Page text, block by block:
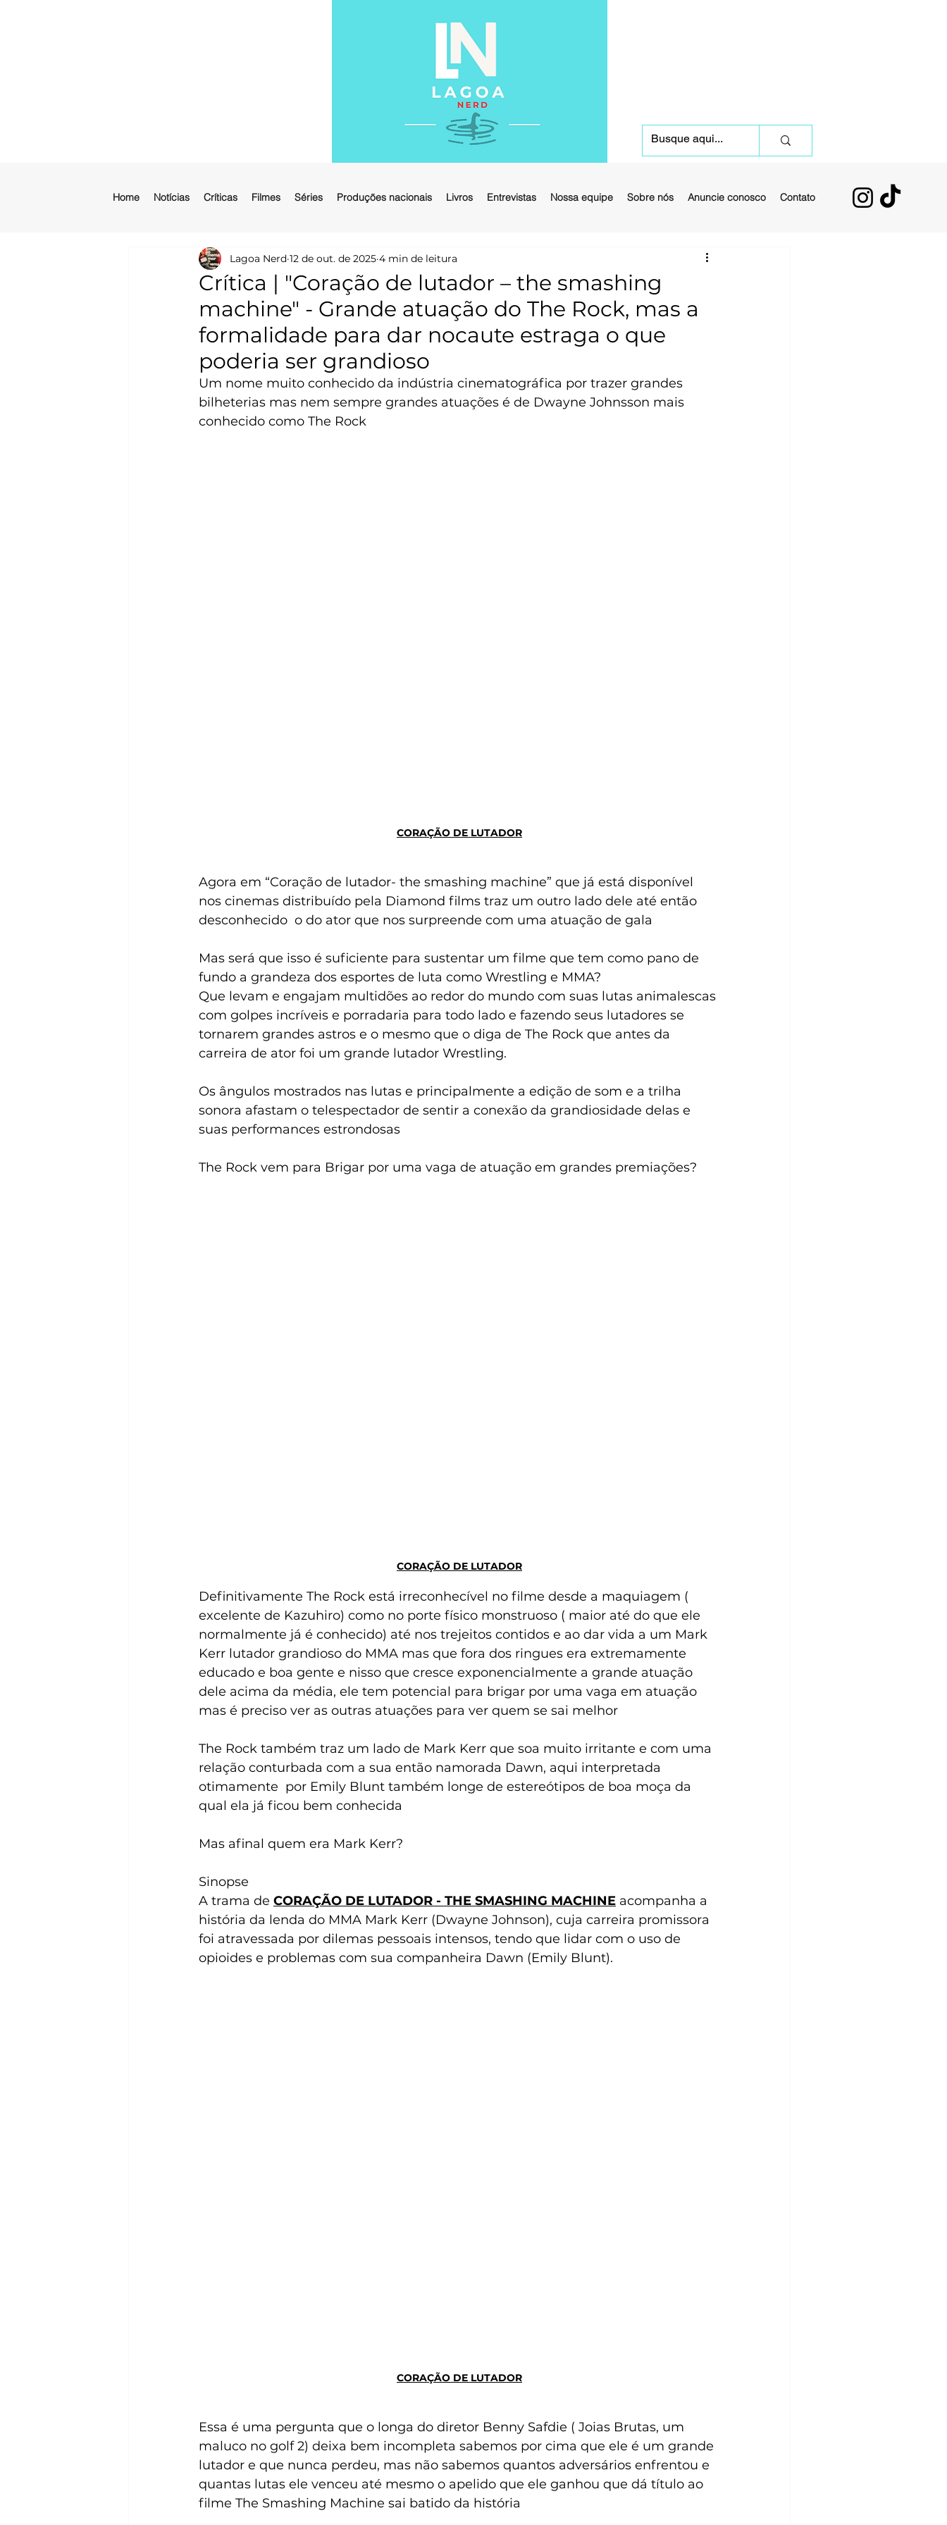
Home Notícias Críticas Filmes Séries Produções nacionais Livros Entrevistas Nossa equipe Sobre nós Anuncie conosco Contato
Crítica | "Coração de lutador – the smashing
machine" - Grande atuação do The Rock, mas a
formalidade para dar nocaute estraga o que
poderia ser grandioso
Lagoa Nerd 12 de out. de 2025 4 min de leitura
Um nome muito conhecido da indústria cinematográfica por trazer grandes
bilheterias mas nem sempre grandes atuações é de Dwayne Johnsson mais
conhecido como The Rock
CORAÇÃO DE LUTADOR
Agora em “Coração de lutador- the smashing machine” que já está disponível
nos cinemas distribuído pela Diamond films traz um outro lado dele até então
desconhecido  o do ator que nos surpreende com uma atuação de gala
Mas será que isso é suficiente para sustentar um filme que tem como pano de
fundo a grandeza dos esportes de luta como Wrestling e MMA?
Que levam e engajam multidões ao redor do mundo com suas lutas animalescas
com golpes incríveis e porradaria para todo lado e fazendo seus lutadores se
tornarem grandes astros e o mesmo que o diga de The Rock que antes da
carreira de ator foi um grande lutador Wrestling.
Os ângulos mostrados nas lutas e principalmente a edição de som e a trilha
sonora afastam o telespectador de sentir a conexão da grandiosidade delas e
suas performances estrondosas
The Rock vem para Brigar por uma vaga de atuação em grandes premiações?
CORAÇÃO DE LUTADOR
Definitivamente The Rock está irreconhecível no filme desde a maquiagem (
excelente de Kazuhiro) como no porte físico monstruoso ( maior até do que ele
normalmente já é conhecido) até nos trejeitos contidos e ao dar vida a um Mark
Kerr lutador grandioso do MMA mas que fora dos ringues era extremamente
educado e boa gente e nisso que cresce exponencialmente a grande atuação
dele acima da média, ele tem potencial para brigar por uma vaga em atuação
mas é preciso ver as outras atuações para ver quem se sai melhor
The Rock também traz um lado de Mark Kerr que soa muito irritante e com uma
relação conturbada com a sua então namorada Dawn, aqui interpretada
otimamente  por Emily Blunt também longe de estereótipos de boa moça da
qual ela já ficou bem conhecida
Mas afinal quem era Mark Kerr?
Sinopse
A trama de CORAÇÃO DE LUTADOR - THE SMASHING MACHINE acompanha a
história da lenda do MMA Mark Kerr (Dwayne Johnson), cuja carreira promissora
foi atravessada por dilemas pessoais intensos, tendo que lidar com o uso de
opioides e problemas com sua companheira Dawn (Emily Blunt).
CORAÇÃO DE LUTADOR
Essa é uma pergunta que o longa do diretor Benny Safdie ( Joias Brutas, um
maluco no golf 2) deixa bem incompleta sabemos por cima que ele é um grande
lutador e que nunca perdeu, mas não sabemos quantos adversários enfrentou e
quantas lutas ele venceu até mesmo o apelido que ele ganhou que dá título ao
filme The Smashing Machine sai batido da história